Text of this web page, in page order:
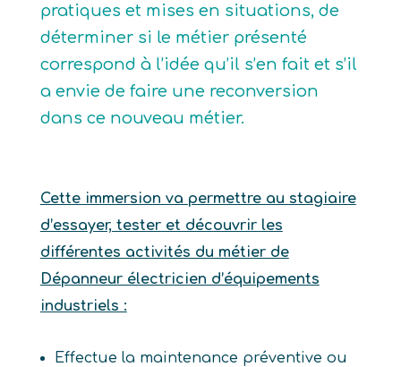
pratiques et mises en situations, de
déterminer si le métier présenté
correspond à l’idée qu’il s’en fait et s’il
a envie de faire une reconversion
dans ce nouveau métier.
Cette immersion va permettre au stagiaire
d’essayer, tester et découvrir les
différentes activités du métier de
Dépanneur électricien d’équipements
industriels :
Effectue la maintenance préventive ou